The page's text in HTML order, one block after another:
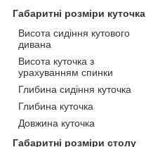
Габаритні розміри куточка
Висота сидіння кутового
дивана
Висота куточка з
урахуванням спинки
Глибина сидіння куточка
Глибина куточка
Довжина куточка
Габаритні розміри столу